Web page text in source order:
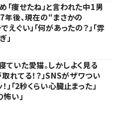
「痩せたね」と言われた中1男
後、現在の“まさかの
えぐい」「何があったの？」「雰
」
ていた愛猫。しかしよく見る
れてる！？」SNSがザワつい
」「2秒くらい心臓止まった」
怖い」